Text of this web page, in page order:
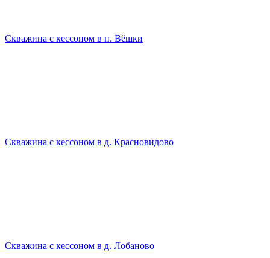
Скважина с кессоном в п. Вёшки
Скважина с кессоном в д. Красновидово
Скважина с кессоном в д. Лобаново